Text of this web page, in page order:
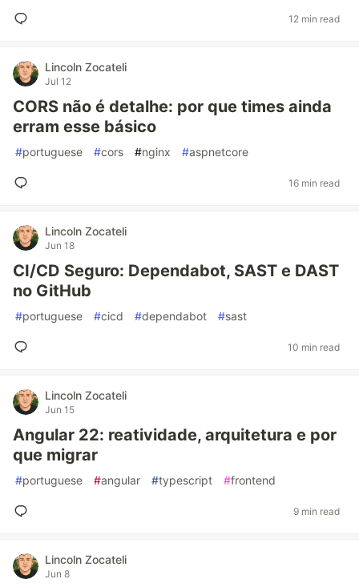
12 min read
Lincoln Zocateli
Jul 12
CORS não é detalhe: por que times ainda
erram esse básico
#portuguese #cors #nginx #aspnetcore
16 min read
Lincoln Zocateli
Jun 18
CI/CD Seguro: Dependabot, SAST e DAST
no GitHub
#portuguese #cicd #dependabot #sast
10 min read
Lincoln Zocateli
Jun 15
Angular 22: reatividade, arquitetura e por
que migrar
#portuguese #angular #typescript #frontend
9 min read
Lincoln Zocateli
Jun 8